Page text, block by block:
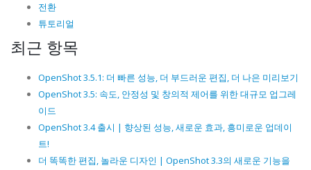
전환
튜토리얼
최근 항목
OpenShot 3.5.1: 더 빠른 성능, 더 부드러운 편집, 더 나은 미리보기
OpenShot 3.5: 속도, 안정성 및 창의적 제어를 위한 대규모 업그레
이드
OpenShot 3.4 출시 | 향상된 성능, 새로운 효과, 흥미로운 업데이
트!
더 똑똑한 편집, 놀라운 디자인 | OpenShot 3.3의 새로운 기능을